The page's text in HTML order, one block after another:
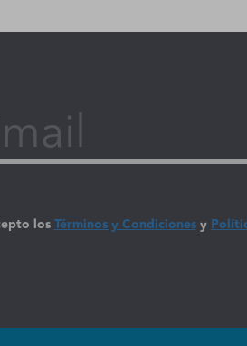
losTérminos y Condicionesy